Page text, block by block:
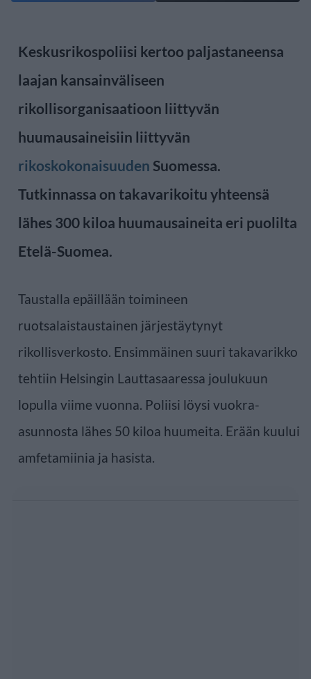
Keskusrikospoliisi kertoo paljastaneensa
laajan kansainväliseen
rikollisorganisaatioon liittyvän
huumausaineisiin liittyvän
rikoskokonaisuuden Suomessa.
Tutkinnassa on takavarikoitu yhteensä
lähes 300 kiloa huumausaineita eri puolilta
Etelä-Suomea.
Taustalla epäillään toimineen
ruotsalaistaustainen järjestäytynyt
rikollisverkosto. Ensimmäinen suuri takavarikko
tehtiin Helsingin Lauttasaaressa joulukuun
lopulla viime vuonna. Poliisi löysi vuokra-
asunnosta lähes 50 kiloa huumeita. Erään kuului
amfetamiinia ja hasista.